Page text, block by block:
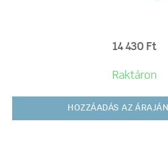
14 430 Ft
Raktáron
HOZZÁADÁS AZ